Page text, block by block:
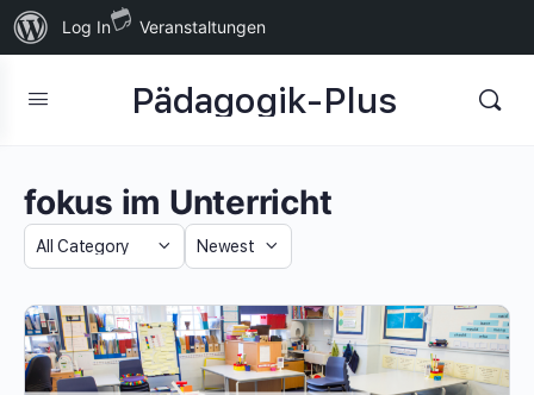
Über
WordPress
Log In Veranstaltungen
Pädagogik-Plus
fokus im Unterricht
Category
Sort